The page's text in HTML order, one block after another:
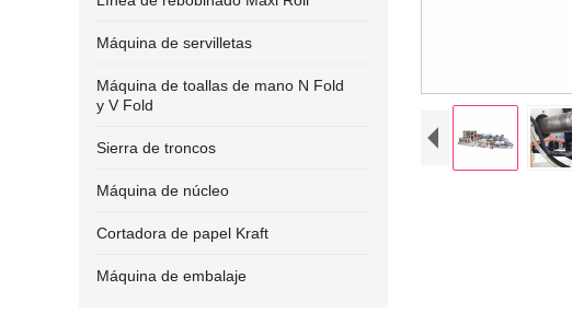
Máquina de servilletas
Máquina de toallas de mano N Fold
y V Fold
Sierra de troncos
Máquina de núcleo
Cortadora de papel Kraft
Máquina de embalaje